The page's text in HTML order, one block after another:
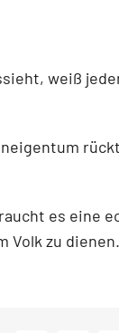
weiß
es eine
zu